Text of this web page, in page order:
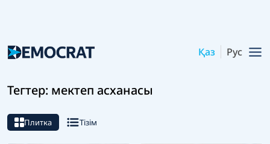
Қаз Рус
Тегтер: мектеп асханасы
Плитка Тізім